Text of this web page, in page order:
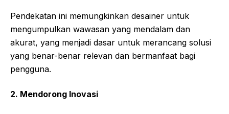
Pendekatan ini memungkinkan desainer untuk
mengumpulkan wawasan yang mendalam dan
akurat, yang menjadi dasar untuk merancang solusi
yang benar-benar relevan dan bermanfaat bagi
pengguna.
2. Mendorong Inovasi